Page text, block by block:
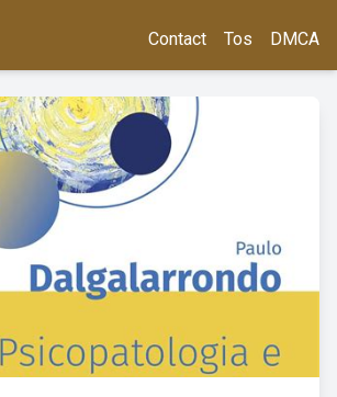
Contact Tos DMCA